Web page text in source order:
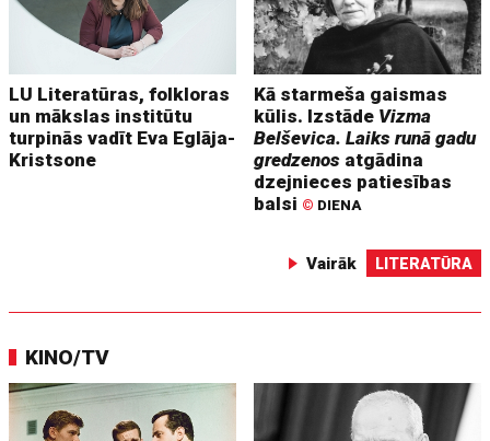
LU Literatūras, folkloras
un mākslas institūtu
turpinās vadīt Eva Eglāja-
Kristsone
Kā starmeša gaismas
kūlis. Izstāde Vizma
Belševica. Laiks runā gadu
gredzenos atgādina
dzejnieces patiesības
balsi © DIENA
Vairāk LITERATŪRA
KINO/TV